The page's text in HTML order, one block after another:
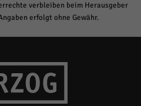
verbleiben beim Herausgeber
erfolgt ohne Gewähr.